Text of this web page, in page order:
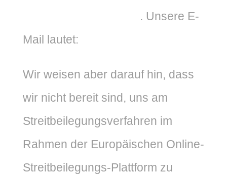
. Unsere E-
Mail lautet:
Wir weisen aber darauf hin, dass
wir nicht bereit sind, uns am
Streitbeilegungsverfahren im
Rahmen der Europäischen Online-
Streitbeilegungs-Plattform zu